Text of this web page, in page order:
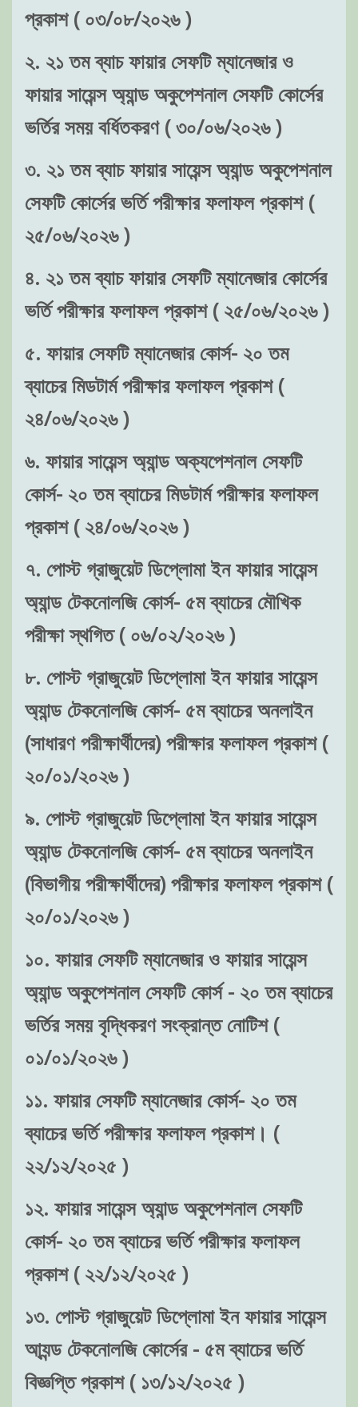
প্রকাশ ( ০৩/০৮/২০২৬ )
২. ২১ তম ব্যাচ ফায়ার সেফটি ম্যানেজার ও
ফায়ার সায়েন্স অ্যান্ড অকুপেশনাল সেফটি কোর্সের
ভর্তির সময় বর্ধিতকরণ ( ৩০/০৬/২০২৬ )
৩. ২১ তম ব্যাচ ফায়ার সায়েন্স অ্যান্ড অকুপেশনাল
সেফটি কোর্সের ভর্তি পরীক্ষার ফলাফল প্রকাশ (
২৫/০৬/২০২৬ )
৪. ২১ তম ব্যাচ ফায়ার সেফটি ম্যানেজার কোর্সের
ভর্তি পরীক্ষার ফলাফল প্রকাশ ( ২৫/০৬/২০২৬ )
৫. ফায়ার সেফটি ম্যানেজার কোর্স- ২০ তম
ব্যাচের মিডটার্ম পরীক্ষার ফলাফল প্রকাশ (
২৪/০৬/২০২৬ )
৬. ফায়ার সায়েন্স অ্যান্ড অক্যপেশনাল সেফটি
কোর্স- ২০ তম ব্যাচের মিডটার্ম পরীক্ষার ফলাফল
প্রকাশ ( ২৪/০৬/২০২৬ )
৭. পোস্ট গ্রাজুয়েট ডিপ্লোমা ইন ফায়ার সায়েন্স
অ্যান্ড টেকনোলজি কোর্স- ৫ম ব্যাচের মৌখিক
পরীক্ষা স্থগিত ( ০৬/০২/২০২৬ )
৮. পোস্ট গ্রাজুয়েট ডিপ্লোমা ইন ফায়ার সায়েন্স
অ্যান্ড টেকনোলজি কোর্স- ৫ম ব্যাচের অনলাইন
(সাধারণ পরীক্ষার্থীদের) পরীক্ষার ফলাফল প্রকাশ (
২০/০১/২০২৬ )
৯. পোস্ট গ্রাজুয়েট ডিপ্লোমা ইন ফায়ার সায়েন্স
অ্যান্ড টেকনোলজি কোর্স- ৫ম ব্যাচের অনলাইন
(বিভাগীয় পরীক্ষার্থীদের) পরীক্ষার ফলাফল প্রকাশ (
২০/০১/২০২৬ )
১০. ফায়ার সেফটি ম্যানেজার ও ফায়ার সায়েন্স
অ্যান্ড অকুপেশনাল সেফটি কোর্স - ২০ তম ব্যাচের
ভর্তির সময় বৃদ্ধিকরণ সংক্রান্ত নোটিশ (
০১/০১/২০২৬ )
১১. ফায়ার সেফটি ম্যানেজার কোর্স- ২০ তম
ব্যাচের ভর্তি পরীক্ষার ফলাফল প্রকাশ। (
২২/১২/২০২৫ )
১২. ফায়ার সায়েন্স অ্যান্ড অকুপেশনাল সেফটি
কোর্স- ২০ তম ব্যাচের ভর্তি পরীক্ষার ফলাফল
প্রকাশ ( ২২/১২/২০২৫ )
১৩. পোস্ট গ্রাজুয়েট ডিপ্লোমা ইন ফায়ার সায়েন্স
আ্যন্ড টেকনোলজি কোর্সের - ৫ম ব্যাচের ভর্তি
বিজ্ঞপ্তি প্রকাশ ( ১৩/১২/২০২৫ )